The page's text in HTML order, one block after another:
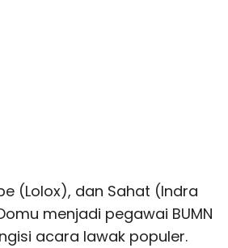
(Lolox), dan Sahat (Indra
menjadi pegawai BUMN
acara lawak populer.